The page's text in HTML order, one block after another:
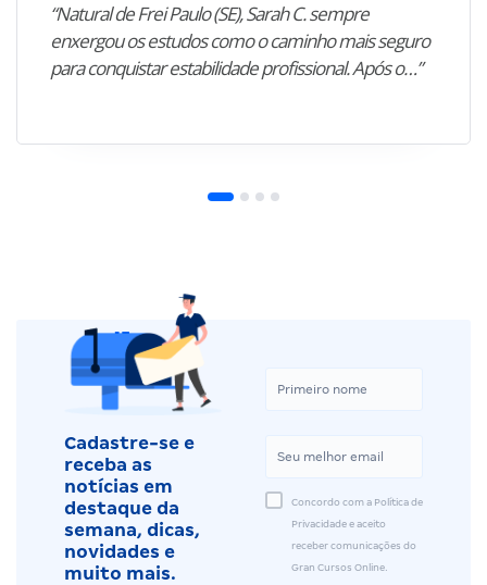
“Natural de Frei Paulo (SE), Sarah C. sempre
enxergou os estudos como o caminho mais seguro
para conquistar estabilidade profissional. Após o…”
Cadastre-se e
receba as
notícias em
destaque da
semana, dicas,
novidades e
muito mais.
Concordo com a Política de
Privacidade e aceito
receber comunicações do
Gran Cursos Online.